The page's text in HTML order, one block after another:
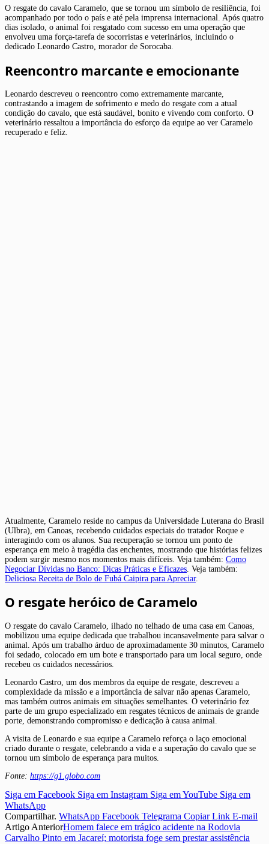
O resgate do cavalo Caramelo, que se tornou um símbolo de resiliência, foi
acompanhado por todo o país e até pela imprensa internacional. Após quatro
dias isolado, o animal foi resgatado com sucesso em uma operação que
envolveu uma força-tarefa de socorristas e veterinários, incluindo o
dedicado Leonardo Castro, morador de Sorocaba.
Reencontro marcante e emocionante
Leonardo descreveu o reencontro como extremamente marcante,
contrastando a imagem de sofrimento e medo do resgate com a atual
condição do cavalo, que está saudável, bonito e vivendo com conforto. O
veterinário ressaltou a importância do esforço da equipe ao ver Caramelo
recuperado e feliz.
Atualmente, Caramelo reside no campus da Universidade Luterana do Brasil
(Ulbra), em Canoas, recebendo cuidados especiais do tratador Roque e
interagindo com os alunos. Sua recuperação se tornou um ponto de
esperança em meio à tragédia das enchentes, mostrando que histórias felizes
podem surgir mesmo nos momentos mais difíceis. Veja também: Como
Negociar Dívidas no Banco: Dicas Práticas e Eficazes. Veja também:
Deliciosa Receita de Bolo de Fubá Caipira para Apreciar.
O resgate heróico de Caramelo
O resgate do cavalo Caramelo, ilhado no telhado de uma casa em Canoas,
mobilizou uma equipe dedicada que trabalhou incansavelmente para salvar o
animal. Após um trabalho árduo de aproximadamente 30 minutos, Caramelo
foi sedado, colocado em um bote e transportado para um local seguro, onde
recebeu os cuidados necessários.
Leonardo Castro, um dos membros da equipe de resgate, descreveu a
complexidade da missão e a importância de salvar não apenas Caramelo,
mas também outros animais em situações semelhantes. O veterinário fez
parte de um grupo especializado em resgates técnicos de animais de grande
porte, demonstrando compromisso e dedicação à causa animal.
A visita de Leonardo e sua equipe a Caramelo reforça o laço emocional
criado durante o resgate, celebrando a vida e a superação do cavalo que se
tornou um símbolo de esperança para muitos.
Fonte: https://g1.globo.com
Siga em Facebook Siga em Instagram Siga em YouTube Siga em
WhatsApp
Compartilhar. WhatsApp Facebook Telegrama Copiar Link E-mail
Artigo AnteriorHomem falece em trágico acidente na Rodovia
Carvalho Pinto em Jacareí; motorista foge sem prestar assistência